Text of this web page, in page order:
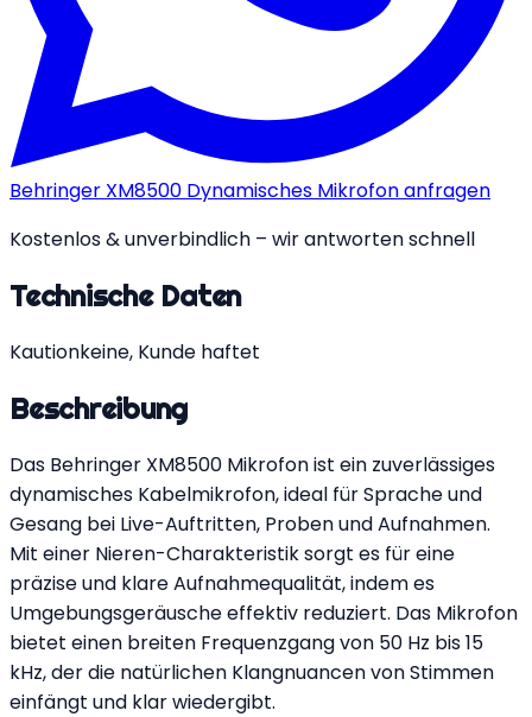
Behringer XM8500 Dynamisches Mikrofon anfragen
Kostenlos & unverbindlich – wir antworten schnell
Technische Daten
Kautionkeine, Kunde haftet
Beschreibung
Das Behringer XM8500 Mikrofon ist ein zuverlässiges
dynamisches Kabelmikrofon, ideal für Sprache und
Gesang bei Live-Auftritten, Proben und Aufnahmen.
Mit einer Nieren-Charakteristik sorgt es für eine
präzise und klare Aufnahmequalität, indem es
Umgebungsgeräusche effektiv reduziert. Das Mikrofon
bietet einen breiten Frequenzgang von 50 Hz bis 15
kHz, der die natürlichen Klangnuancen von Stimmen
einfängt und klar wiedergibt.